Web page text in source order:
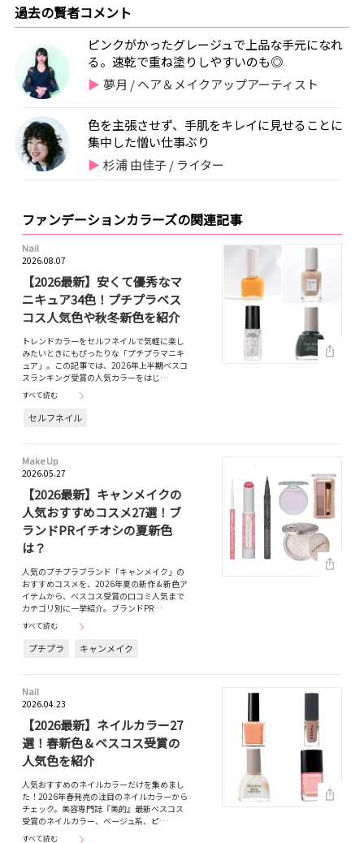
過去の賢者コメント
ピンクがかったグレージュで上品な手元になれ
る。速乾で重ね塗りしやすいのも◎
夢月 / ヘア＆メイクアップアーティスト
色を主張させず、手肌をキレイに見せることに
集中した憎い仕事ぶり
杉浦 由佳子 / ライター
ファンデーションカラーズの関連記事
Nail
2026.08.07
【2026最新】安くて優秀なマ
ニキュア34色！プチプラベス
コス人気色や秋冬新色を紹介
トレンドカラーをセルフネイルで気軽に楽し
みたいときにもぴったりな「プチプラマニキ
ュア」。この記事では、2026年上半期ベスコ
スランキング受賞の人気カラーをはじ…
すべて読む
セルフネイル
Make Up
2026.05.27
【2026最新】キャンメイクの
人気おすすめコスメ27選！ブ
ランドPRイチオシの夏新色
は？
人気のプチプラブランド「キャンメイク」の
おすすめコスメを、2026年夏の新作＆新色ア
イテムから、べスコス受賞の口コミ人気まで
カテゴリ別に一挙紹介。ブランドPR…
すべて読む
プチプラ キャンメイク
Nail
2026.04.23
【2026最新】ネイルカラー27
選！春新色＆ベスコス受賞の
人気色を紹介
人気おすすめのネイルカラーだけを集めまし
た！2026年春発売の注目のネイルカラーから
チェック。美容専門誌『美的』最新ベスコス
受賞のネイルカラー、ベージュ系、ピ…
すべて読む